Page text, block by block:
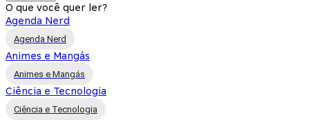
O que você quer ler?
Agenda Nerd
Agenda Nerd
Animes e Mangás
Animes e Mangás
Ciência e Tecnologia
Ciência e Tecnologia